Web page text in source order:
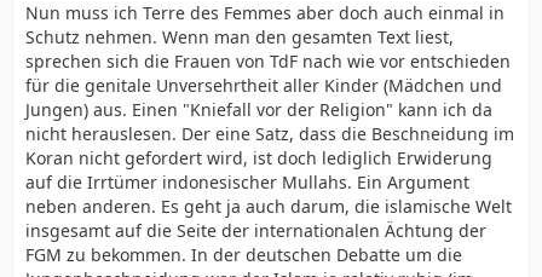
Nun muss ich Terre des Femmes aber doch auch einmal in
Schutz nehmen. Wenn man den gesamten Text liest,
sprechen sich die Frauen von TdF nach wie vor entschieden
für die genitale Unversehrtheit aller Kinder (Mädchen und
Jungen) aus. Einen "Kniefall vor der Religion" kann ich da
nicht herauslesen. Der eine Satz, dass die Beschneidung im
Koran nicht gefordert wird, ist doch lediglich Erwiderung
auf die Irrtümer indonesischer Mullahs. Ein Argument
neben anderen. Es geht ja auch darum, die islamische Welt
insgesamt auf die Seite der internationalen Ächtung der
FGM zu bekommen. In der deutschen Debatte um die